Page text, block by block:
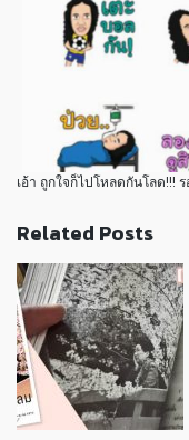
เอ้า ถูกใจก็ไปโหลดกันโลด!!!
Related Posts